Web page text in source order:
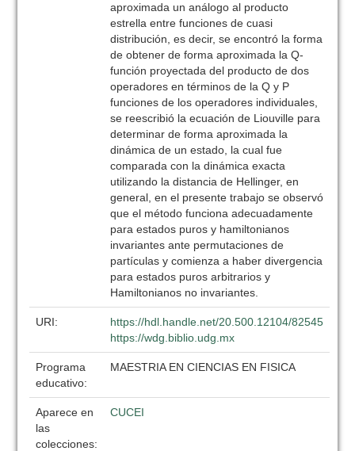
aproximada un análogo al producto
estrella entre funciones de cuasi
distribución, es decir, se encontró la forma
de obtener de forma aproximada la Q-
función proyectada del producto de dos
operadores en términos de la Q y P
funciones de los operadores individuales,
se reescribió la ecuación de Liouville para
determinar de forma aproximada la
dinámica de un estado, la cual fue
comparada con la dinámica exacta
utilizando la distancia de Hellinger, en
general, en el presente trabajo se observó
que el método funciona adecuadamente
para estados puros y hamiltonianos
invariantes ante permutaciones de
partículas y comienza a haber divergencia
para estados puros arbitrarios y
Hamiltonianos no invariantes.
URI:
https://hdl.handle.net/20.500.12104/82545
https://wdg.biblio.udg.mx
Programa
educativo:
MAESTRIA EN CIENCIAS EN FISICA
Aparece en
las
colecciones:
CUCEI